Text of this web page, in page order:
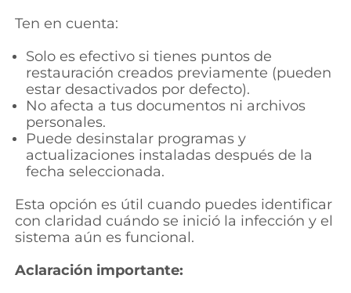
Ten en cuenta:
Solo es efectivo si tienes puntos de
restauración creados previamente (pueden
estar desactivados por defecto).
No afecta a tus documentos ni archivos
personales.
Puede desinstalar programas y
actualizaciones instaladas después de la
fecha seleccionada.
Esta opción es útil cuando puedes identificar
con claridad cuándo se inició la infección y el
sistema aún es funcional.
Aclaración importante: